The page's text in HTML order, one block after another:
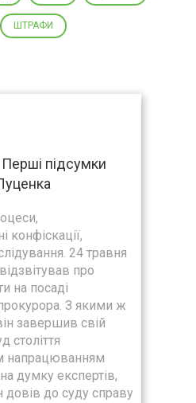
ШТРАФИ
Перші підсумки
конфіскації,
24 травня
про
на посаді
З якими ж
завершив свій
століття
напрацюванням
думку експертів,
довів до суду справу